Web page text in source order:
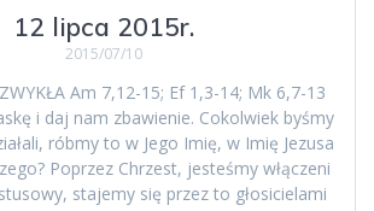
12 lipca 2015r.
2015/07/10
Am 7,12-15; Ef 1,3-14; Mk 6,7-13
i daj nam zbawienie. Cokolwiek byśmy
róbmy to w Jego Imię, w Imię Jezusa
Poprzez Chrzest, jesteśmy włączeni
stajemy się przez to głosicielami